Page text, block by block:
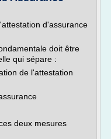
d'assurance
doit être
qui sépare :
de l'attestation
deux mesures